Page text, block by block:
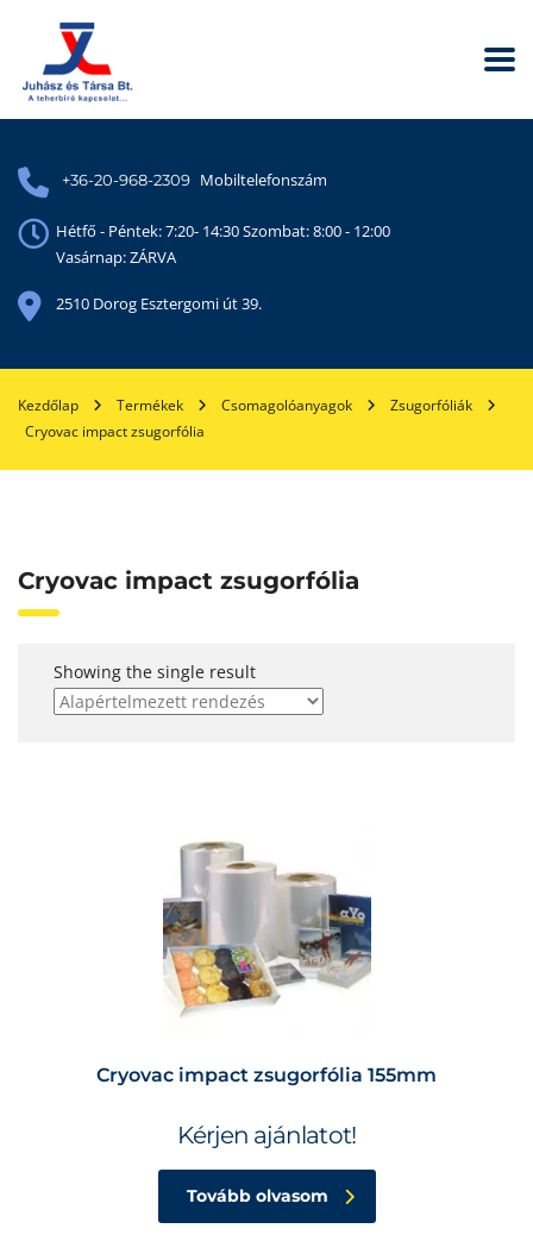
+36-20-968-2309 Mobiltelefonszám
Hétfő - Péntek: 7:20- 14:30 Szombat: 8:00 - 12:00
Vasárnap: ZÁRVA
2510 Dorog Esztergomi út 39.
Kezdőlap Termékek Csomagolóanyagok
Zsugorfóliák
Cryovac impact zsugorfólia
Cryovac impact zsugorfólia
Showing the single result
Cryovac impact zsugorfólia 155mm
Kérjen ajánlatot!
Tovább olvasom